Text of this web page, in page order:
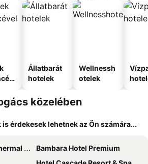
Állatbarát
hotelek
Wellnessh
otelek
közelében
érdekesek lehetnek az Ön számára...
Bambara Hotel Premium